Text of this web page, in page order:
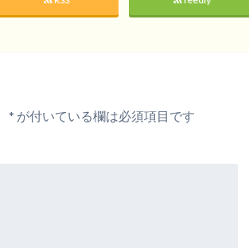
* が付いている欄は必須項目です